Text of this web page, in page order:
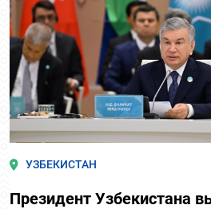
УЗБЕКИСТАН
Президент Узбекистана